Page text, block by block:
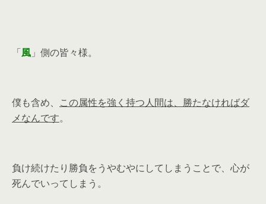
「風 」側の皆々様。
僕も含め、 この属性を強く持つ人間は、勝たなければダ
メなんです。
負け続けたり勝負をうやむやにしてしまうことで、心が
死んでいってしまう。